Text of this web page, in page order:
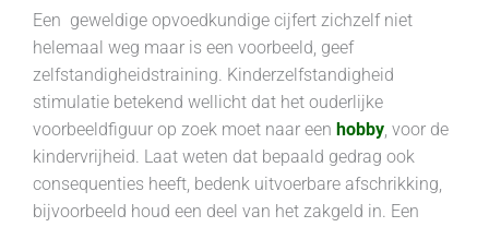
Een geweldige opvoedkundige cijfert zichzelf niet
helemaal weg maar is een voorbeeld, geef
zelfstandigheidstraining. Kinderzelfstandigheid
stimulatie betekend wellicht dat het ouderlijke
voorbeeldfiguur op zoek moet naar een hobby, voor de
kindervrijheid. Laat weten dat bepaald gedrag ook
consequenties heeft, bedenk uitvoerbare afschrikking,
bijvoorbeeld houd een deel van het zakgeld in. Een